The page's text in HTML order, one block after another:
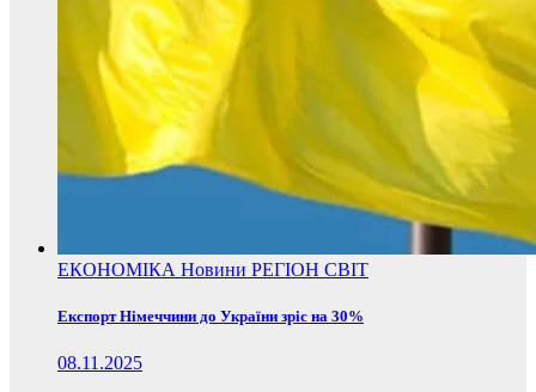
ЕКОНОМІКА Новини РЕГІОН СВІТ
Експорт Німеччини до України зріс на 30%
08.11.2025